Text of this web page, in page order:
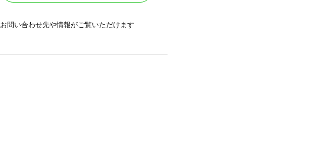
お問い合わせ先や情報がご覧いただけます